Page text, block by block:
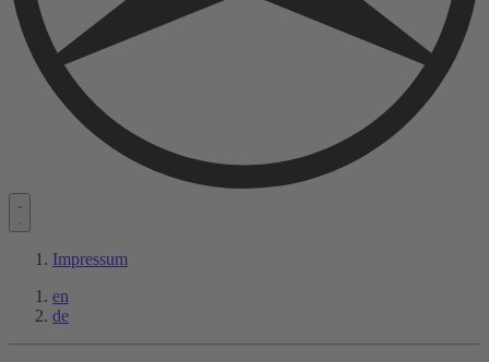
Impressum
en
de